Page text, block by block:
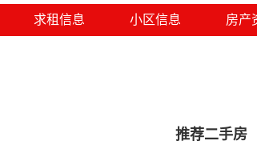
求租信息 小区信息 房产
推荐二手房